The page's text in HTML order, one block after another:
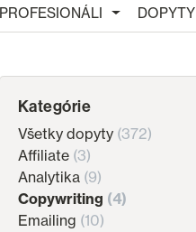
PROFESIONÁLI DOPYTY
Kategórie
Všetky dopyty (372)
Affiliate (3)
Analytika (9)
Copywriting (4)
Emailing (10)